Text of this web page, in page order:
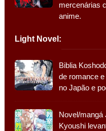
mercenárias
anime.
Light Novel:
Biblia
de romance
no Japão e
Novel/mangá
Kyoushi